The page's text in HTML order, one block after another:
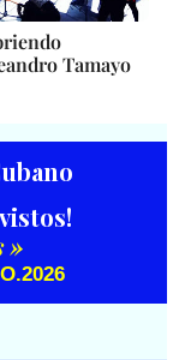
Tamayo
»